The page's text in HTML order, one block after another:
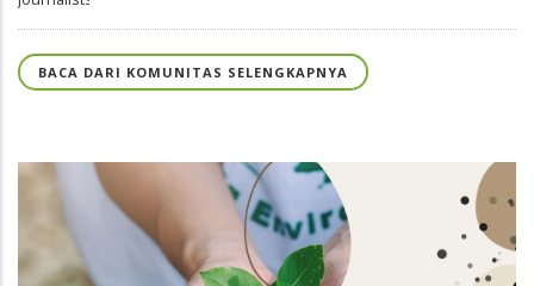
BACA DARI KOMUNITAS SELENGKAPNYA